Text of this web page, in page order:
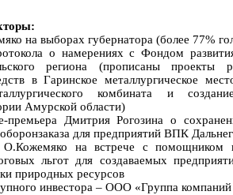
на выборах губернатора (более 77%
о намерениях с Фондом
региона (прописаны проекты
в Гаринское металлургическое
комбината и
Амурской области)
премьера Дмитрия Рогозина о
для предприятий ВПК
на встрече с помощником
льгот для создаваемых
природных ресурсов
инвестора – ООО «Группа компаний